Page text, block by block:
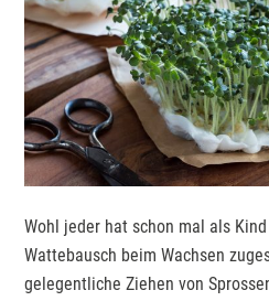
Wohl jeder hat schon mal als
Wattebausch beim Wachsen
gelegentliche Ziehen von